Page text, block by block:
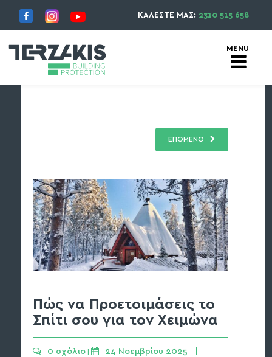
ΚΑΛΕΣΤΕ ΜΑΣ: 2310 515 658
ΕΠΟΜΕΝΟ
Πώς να Προετοιμάσεις το
Σπίτι σου για τον Χειμώνα
0 σχόλιο |
24 Νοεμβρίου 2025   |